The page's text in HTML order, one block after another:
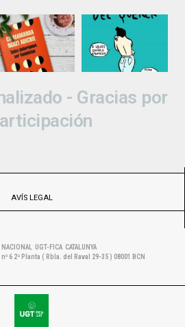
- Gracias por
AVÍS LEGAL
NACIONAL UGT-FICA CATALUNYA
6 2ª Planta ( Rbla. del Raval 29-35 ) 08001 BCN